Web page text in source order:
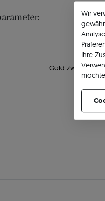
Gold Zweifarbig
Wir
Ihre